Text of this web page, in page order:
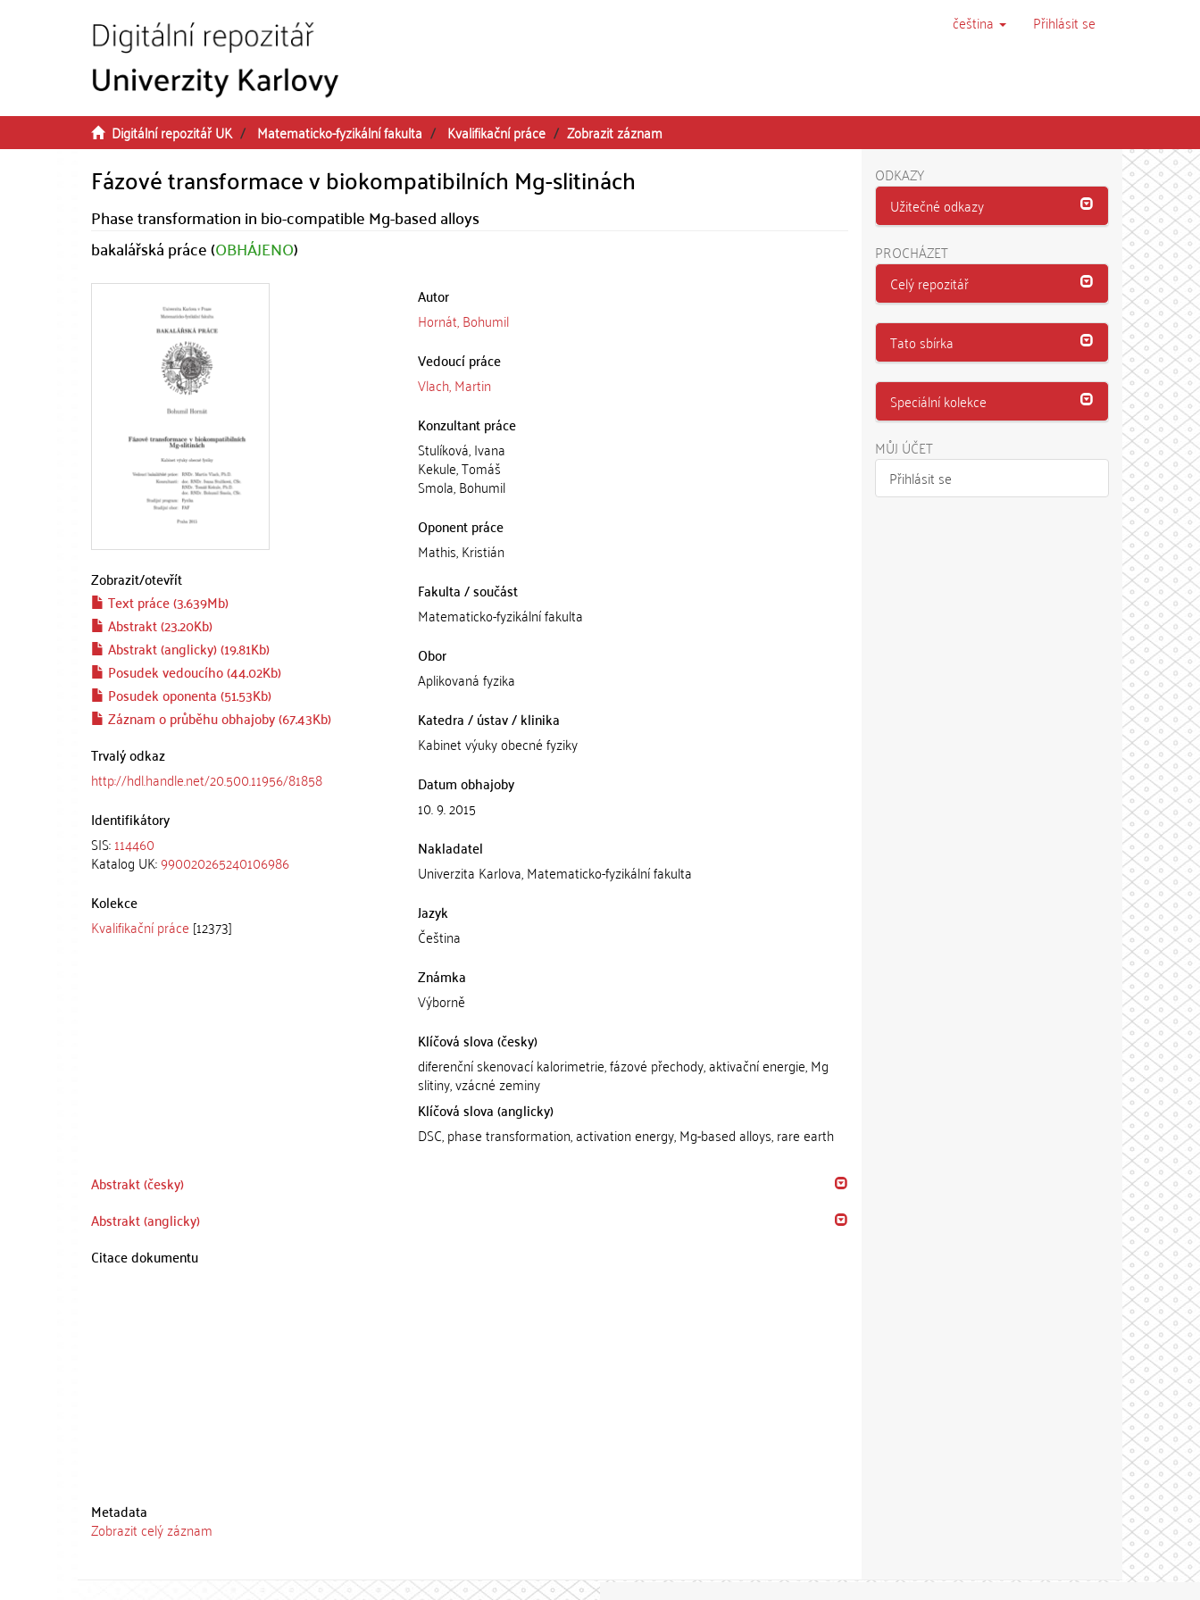
čeština Přihlásit se
Digitální repozitář UK Matematicko-fyzikální fakulta Kvalifikační práce Zobrazit záznam
Fázové transformace v biokompatibilních Mg-slitinách
Phase transformation in bio-compatible Mg-based alloys
bakalářská práce (OBHÁJENO)
Zobrazit/otevřít
Text práce (3.639Mb)
Abstrakt (23.20Kb)
Abstrakt (anglicky) (19.81Kb)
Posudek vedoucího (44.02Kb)
Posudek oponenta (51.53Kb)
Záznam o průběhu obhajoby (67.43Kb)
Trvalý odkaz
http://hdl.handle.net/20.500.11956/81858
Identifikátory
SIS:114460
Katalog UK:990020265240106986
Kolekce
Kvalifikační práce [12373]
Autor
Hornát, Bohumil
Vedoucí práce
Vlach, Martin
Konzultant práce
Stulíková, Ivana
Kekule, Tomáš
Smola, Bohumil
Oponent práce
Mathis, Kristián
Fakulta / součást
Matematicko-fyzikální fakulta
Obor
Aplikovaná fyzika
Katedra / ústav / klinika
Kabinet výuky obecné fyziky
Datum obhajoby
10. 9. 2015
Nakladatel
Univerzita Karlova, Matematicko-fyzikální fakulta
Jazyk
Čeština
Známka
Výborně
Klíčová slova (česky)
diferenční skenovací kalorimetrie, fázové přechody, aktivační energie, Mg
slitiny, vzácné zeminy
Klíčová slova (anglicky)
DSC, phase transformation, activation energy, Mg-based alloys, rare earth
Abstrakt (česky)
Abstrakt (anglicky)
Citace dokumentu
Metadata
Zobrazit celý záznam
ODKAZY
Užitečné odkazy
PROCHÁZET
Celý repozitář
Tato sbírka
Speciální kolekce
MŮJ ÚČET
Přihlásit se